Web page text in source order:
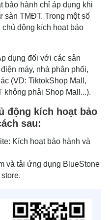
bảo hành chỉ áp dụng khi
sàn TMĐT. Trong một số
động kích hoạt bảo
dụng đối với các sản
máy, nhà phân phối,
(VD: TiktokShop Mall,
phải Shop Mall...).
động kích hoạt bảo
sau:
Kích hoạt bảo hành và
và tải ứng dụng BlueStone